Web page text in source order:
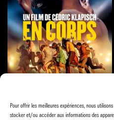
Pour offrir les meilleures expériences, nous
stocker et/ou accéder aux informations des
Image principale